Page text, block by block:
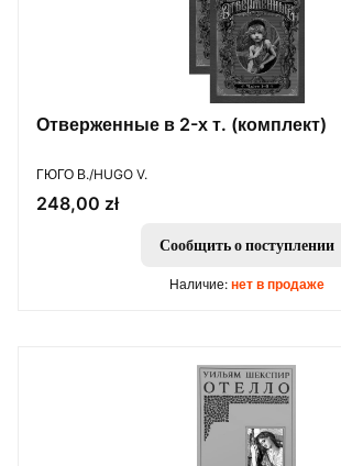
Отверженные в 2-х т. (комплект)
ПРОИЗВОДИТЕЛЬ
ГЮГО В./HUGO V.
Цена
248,00 zł
Сообщить о поступлении
Наличие: нет в продаже